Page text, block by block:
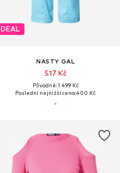
DEAL
NASTY GAL
517 Kč
Původně: 1 499 Kč
Poslední nejnižší cena:400 Kč